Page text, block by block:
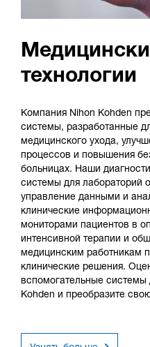
технологии
Компания Nihon Kohden
системы, разработанные
медицинского ухода,
процессов и повышения
больницах. Наши
системы для лабораторий
управление данными и
клинические
мониторами пациентов в
интенсивной терапии и
медицинским работникам
клинические решения.
вспомогательные системы
Kohden и преобразите